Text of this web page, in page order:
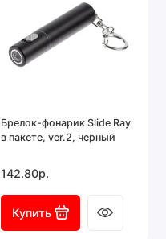
Брелок-фонарик Slide Ray
в пакете, ver.2, черный
142.80р.
Купить